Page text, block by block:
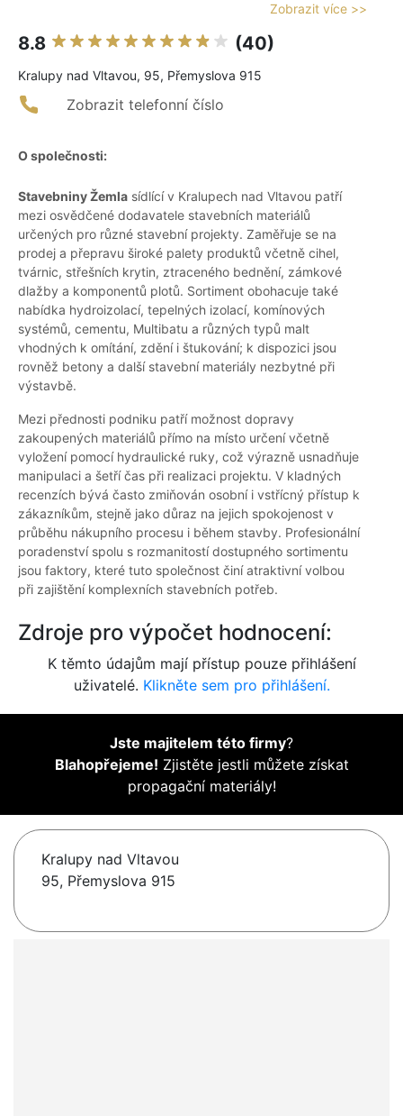
Zobrazit více >>
8.8 (40)
Kralupy nad Vltavou, 95, Přemyslova 915
Zobrazit telefonní číslo
O společnosti:
Stavebniny Žemla sídlící v Kralupech nad Vltavou patří
mezi osvědčené dodavatele stavebních materiálů
určených pro různé stavební projekty. Zaměřuje se na
prodej a přepravu široké palety produktů včetně cihel,
tvárnic, střešních krytin, ztraceného bednění, zámkové
dlažby a komponentů plotů. Sortiment obohacuje také
nabídka hydroizolací, tepelných izolací, komínových
systémů, cementu, Multibatu a různých typů malt
vhodných k omítání, zdění i štukování; k dispozici jsou
rovněž betony a další stavební materiály nezbytné při
výstavbě.
Mezi přednosti podniku patří možnost dopravy
zakoupených materiálů přímo na místo určení včetně
vyložení pomocí hydraulické ruky, což výrazně usnadňuje
manipulaci a šetří čas při realizaci projektu. V kladných
recenzích bývá často zmiňován osobní i vstřícný přístup k
zákazníkům, stejně jako důraz na jejich spokojenost v
průběhu nákupního procesu i během stavby. Profesionální
poradenství spolu s rozmanitostí dostupného sortimentu
jsou faktory, které tuto společnost činí atraktivní volbou
při zajištění komplexních stavebních potřeb.
Zdroje pro výpočet hodnocení:
K těmto údajům mají přístup pouze přihlášení
uživatelé. Klikněte sem pro přihlášení.
Jste majitelem této firmy?
Blahopřejeme! Zjistěte jestli můžete získat
propagační materiály!
Kralupy nad Vltavou
95, Přemyslova 915